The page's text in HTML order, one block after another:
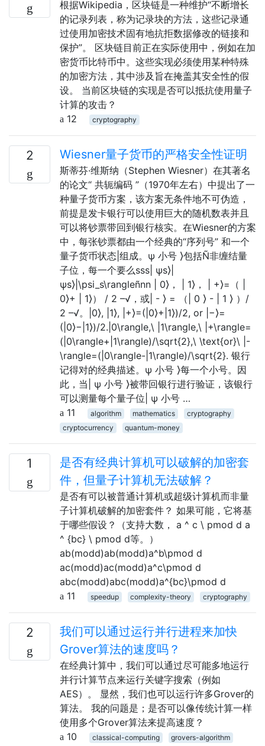
根据Wikipedia，区块链是一种维护“不断增长
的记录列表，称为记录块的方法，这些记录通
过使用加密技术固有地抗拒数据修改的链接和
保护”。 区块链目前正在实际使用中，例如在加
密货币比特币中。这些实现必须使用某种特殊
的加密方法，其中涉及旨在掩盖其安全性的假
设。 当前区块链的实现是否可以抵抗使用量子
计算的攻击？
12
cryptography
2 Wiesner量子货币的严格安全性证明
斯蒂芬·维斯纳（Stephen Wiesner）在其著名
的论文“ 共轭编码 ”（1970年左右）中提出了一
种量子货币方案，该方案无条件地不可伪造，
前提是发卡银行可以使用巨大的随机数表并且
可以将钞票带回到银行核实。在Wiesner的方案
中，每张钞票都由一个经典的“序列号” 和一个
量子货币状态|组成。ψ 小号 ⟩包括Ñ非缠结量
子位，每一个要么sss| ψs⟩|
ψs⟩|\psi_s\rangleñnn | 0⟩， | 1⟩， | +⟩=（ |
0⟩+ | 1⟩） / 2 –√，或| - ⟩ = （| 0 ⟩ - | 1 ⟩ ）/
2 –√。|0⟩, |1⟩, |+⟩=(|0⟩+|1⟩)/2, or |−⟩=
(|0⟩−|1⟩)/2.|0\rangle,\ |1\rangle,\ |+\rangle=
(|0\rangle+|1\rangle)/\sqrt{2},\ \text{or}\ |-
\rangle=(|0\rangle-|1\rangle)/\sqrt{2}. 银行
记得对的经典描述。ψ 小号 ⟩每一个小号。因
此，当| ψ 小号 ⟩被带回银行进行验证，该银行
可以测量每个量子位| ψ 小号 …
11
algorithm mathematics
cryptography
cryptocurrency
quantum-money
1
是否有经典计算机可以破解的加密套
件，但量子计算机无法破解？
是否有可以被普通计算机或超级计算机而非量
子计算机破解的加密套件？ 如果可能，它将基
于哪些假设？（支持大数， a ^ c \ pmod d a
^ {bc} \ pmod d等。）
ab(modd)ab(modd)a^b\pmod d
ac(modd)ac(modd)a^c\pmod d
abc(modd)abc(modd)a^{bc}\pmod d
11
speedup complexity-theory cryptography
2
我们可以通过运行并行进程来加快
Grover算法的速度吗？
在经典计算中，我们可以通过尽可能多地运行
并行计算节点来运行关键字搜索（例如
AES）。 显然，我们也可以运行许多Grover的
算法。 我的问题是；是否可以像传统计算一样
使用多个Grover算法来提高速度？
10
classical-computing
grovers-algorithm